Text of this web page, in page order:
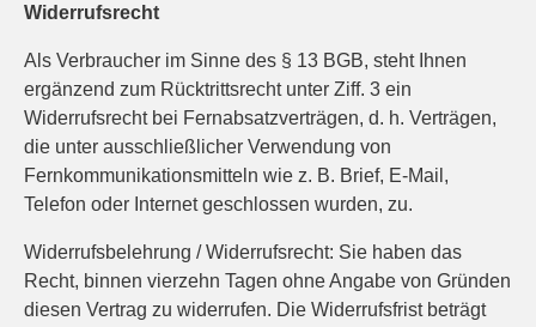
Widerrufsrecht
Als Verbraucher im Sinne des § 13 BGB, steht Ihnen
ergänzend zum Rücktrittsrecht unter Ziff. 3 ein
Widerrufsrecht bei Fernabsatzverträgen, d. h. Verträgen,
die unter ausschließlicher Verwendung von
Fernkommunikationsmitteln wie z. B. Brief, E-Mail,
Telefon oder Internet geschlossen wurden, zu.
Widerrufsbelehrung / Widerrufsrecht: Sie haben das
Recht, binnen vierzehn Tagen ohne Angabe von Gründen
diesen Vertrag zu widerrufen. Die Widerrufsfrist beträgt